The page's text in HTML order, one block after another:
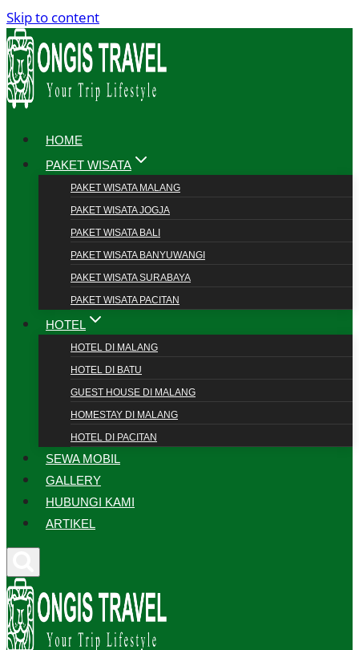
Skip to content
HOME
PAKET WISATA
PAKET WISATA MALANG
PAKET WISATA JOGJA
PAKET WISATA BALI
PAKET WISATA BANYUWANGI
PAKET WISATA SURABAYA
PAKET WISATA PACITAN
HOTEL
HOTEL DI MALANG
HOTEL DI BATU
GUEST HOUSE DI MALANG
HOMESTAY DI MALANG
HOTEL DI PACITAN
SEWA MOBIL
GALLERY
HUBUNGI KAMI
ARTIKEL